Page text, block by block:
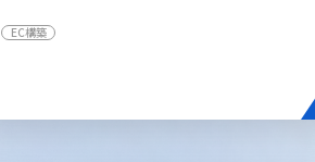
EC構築